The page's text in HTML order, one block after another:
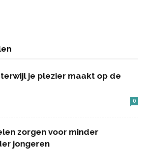
je plezier maakt op de
0
zorgen voor minder
jongeren